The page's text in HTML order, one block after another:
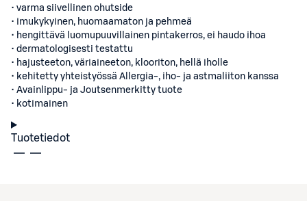
• varma siivellinen ohutside
• imukykyinen, huomaamaton ja pehmeä
• hengittävä luomupuuvillainen pintakerros, ei haudo ihoa
• dermatologisesti testattu
• hajusteeton, väriaineeton, klooriton, hellä iholle
• kehitetty yhteistyössä Allergia-, iho- ja astmaliiton kanssa
• Avainlippu- ja Joutsenmerkitty tuote
• kotimainen
Tuotetiedot